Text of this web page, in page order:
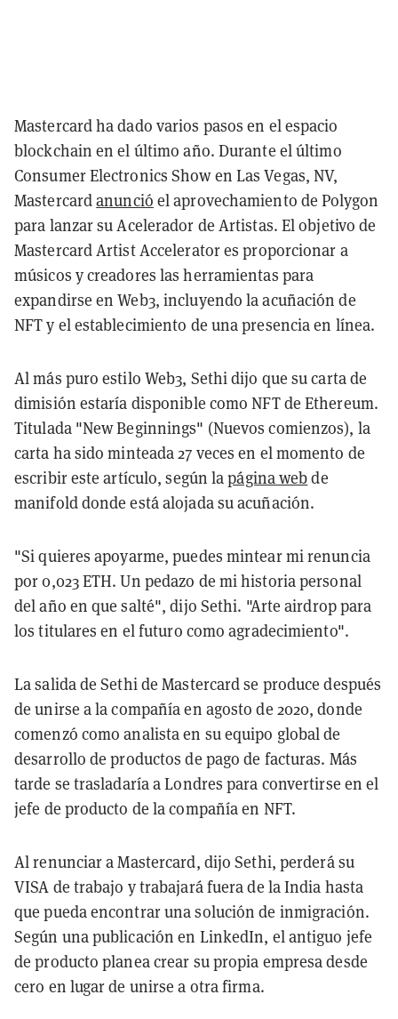
Mastercard ha dado varios pasos en el espacio
blockchain en el último año. Durante el último
Consumer Electronics Show en Las Vegas, NV,
Mastercardanunció el aprovechamiento de Polygon
para lanzar su Acelerador de Artistas. El objetivo de
Mastercard Artist Accelerator es proporcionar a
músicos y creadores las herramientas para
expandirse en Web3, incluyendo la acuñación de
NFT y el establecimiento de una presencia en línea.
Al más puro estilo Web3, Sethi dijo que su carta de
dimisión estaría disponible como NFT de Ethereum.
Titulada "New Beginnings" (Nuevos comienzos), la
carta ha sido minteada 27 veces en el momento de
escribir este artículo, según lapágina webde
manifold donde está alojada su acuñación.
"Si quieres apoyarme, puedes mintear mi renuncia
por 0,023 ETH. Un pedazo de mi historia personal
del año en que salté", dijo Sethi. "Arte airdrop para
los titulares en el futuro como agradecimiento".
La salida de Sethi de Mastercard se produce después
de unirse a la compañía en agosto de 2020, donde
comenzó como analista en su equipo global de
desarrollo de productos de pago de facturas. Más
tarde se trasladaría a Londres para convertirse en el
jefe de producto de la compañía en NFT.
Al renunciar a Mastercard, dijo Sethi, perderá su
VISA de trabajo y trabajará fuera de la India hasta
que pueda encontrar una solución de inmigración.
Según una publicación en LinkedIn, el antiguo jefe
de producto planea crear su propia empresa desde
cero en lugar de unirse a otra firma.